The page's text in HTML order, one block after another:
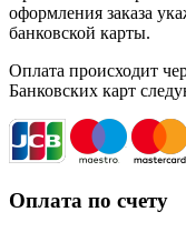
оформления заказа
банковской карты.
Оплата происходит
Банковских карт
Оплата по счету